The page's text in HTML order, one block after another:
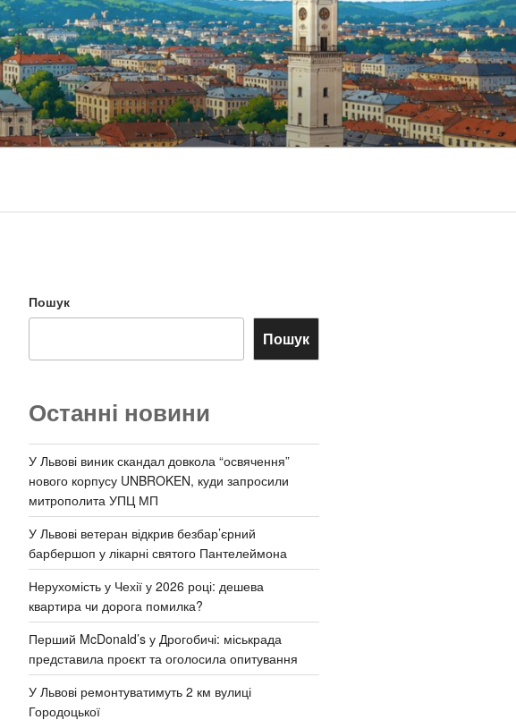
Пошук
Пошук
Останні новини
У Львові виник скандал довкола “освячення”
нового корпусу UNBROKEN, куди запросили
митрополита УПЦ МП
У Львові ветеран відкрив безбар’єрний
барбершоп у лікарні святого Пантелеймона
Нерухомість у Чехії у 2026 році: дешева
квартира чи дорога помилка?
Перший McDonald’s у Дрогобичі: міськрада
представила проєкт та оголосила опитування
У Львові ремонтуватимуть 2 км вулиці
Городоцької